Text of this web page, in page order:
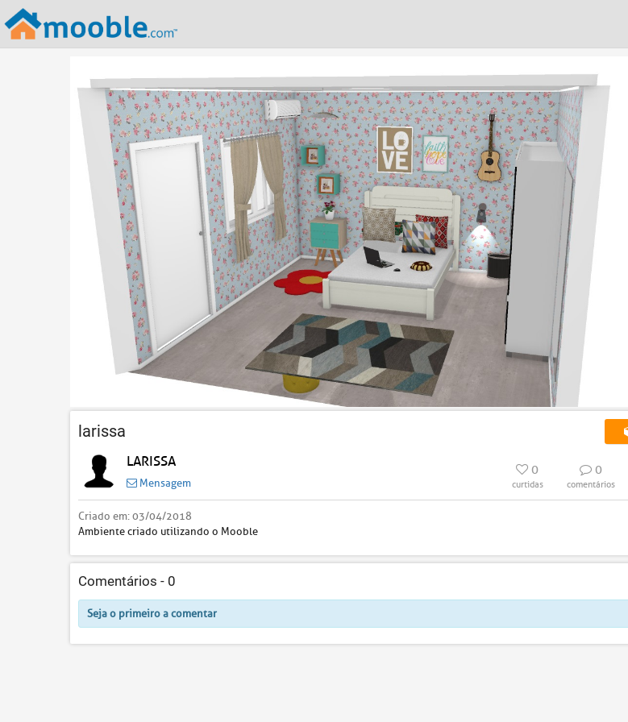
larissa
LARISSA
Mensagem
0
curtidas
0
comentários
Criado em:03/04/2018
Ambiente criado utilizando o Mooble
Comentários - 0
Seja o primeiro a comentar